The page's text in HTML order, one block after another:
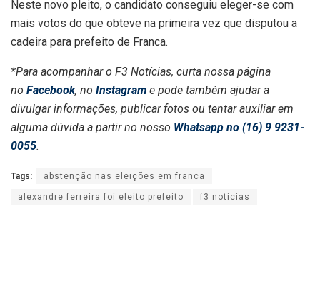
Neste novo pleito, o candidato conseguiu eleger-se com
mais votos do que obteve na primeira vez que disputou a
cadeira para prefeito de Franca.
*Para acompanhar o F3 Notícias, curta nossa página
no Facebook, no Instagram e pode também ajudar a
divulgar informações, publicar fotos ou tentar auxiliar em
alguma dúvida a partir no nosso Whatsapp no (16) 9 9231-
0055.
Tags: abstenção nas eleições em franca
alexandre ferreira foi eleito prefeito f3 noticias